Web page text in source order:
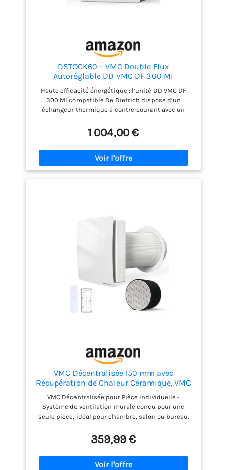
DSTOCK60 – VMC Double Flux
Autoréglable DD VMC DF 300 MI
compatible De Dietrich Réf 7811420 –
Unité de ventilation double-flux T2 à T5,
échangeur haute efficacité >91%
Haute efficacité énergétique : l’unité DD VMC DF
300 MI compatible De Dietrich dispose d’un
échangeur thermique à contre-courant avec un
et insuffler de l’air sain tout en limitant les
déperditions. Faible consommation & silencieuse :
moteurs EC (courant continu brushless) à deux
vitesses montés sur plots anti-vibratiles,
consommation réduite (ex : 14,5 W-Th-C) et niveau
sonore faible ≈ 48 dB(A) pour un confort optimal.
repris, air extrait). Idéal pour le neuf ou rénovation
T2 à T5. Qualité d’air intérieur améliorée : filtre fin
ePM10 50% (M5) sur l’insufflation + filtre ePM10 65%
(G4) sur l’aspiration, entretien facile et
remplacement rapide des filtres. Polyvalent &
durable : livré avec by-pass estival
(rafraîchissement), protection antigel intégrée,
compatible remplacement VMC simple ou double
flux, idéal pour logements classés T2 à T5.
1 004,00 €
VMC Décentralisée 150 mm avec
Récupération de Chaleur Céramique, VMC
Double Flux Murale pour Pièce
Individuelle, WiFi & Télécommande,
Moteur EC Silencieux, Cycle Automatique
65 s
VMC Décentralisée pour Pièce Individuelle -
Système de ventilation murale conçu pour une
seule pièce, idéal pour chambre, salon ou bureau.
intérieur, pour un renouvellement d’air continu et
équilibré. Récupération de Chaleur Haute Efficacité
- Équipé d’un échangeur thermique en céramique,
ce système permet de récupérer jusqu’à 90 % de la
359,99 €